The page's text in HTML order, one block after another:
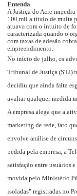
Entenda
A Justiça do Acre
100 mil a título de multa
atuava com o intuito de
caracterizada quando o
com taxas de adesão
empreendimento.
No início de julho, os
Tribunal de Justiça (STJ)
decidiu que ainda falta
avaliar qualquer medida
A empresa alega que a
marketing de rede, fato
envolve análise de
pedida pela empresa, a
satisfação entre usuários
movida pelo Ministério
isoladas" registradas no